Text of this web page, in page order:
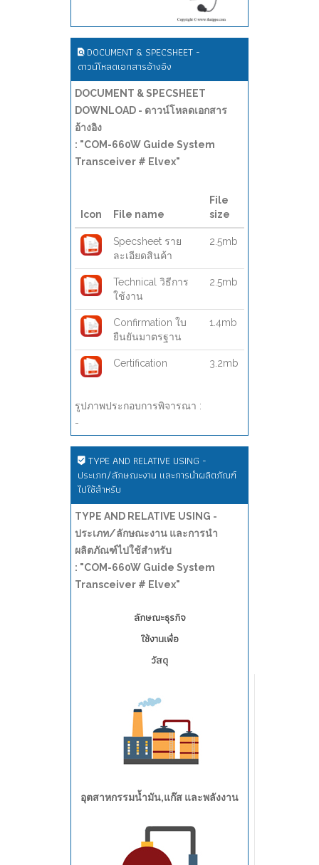
DOCUMENT & SPECSHEET -
ดาวน์โหลดเอกสารอ้างอิง
DOCUMENT & SPECSHEET
DOWNLOAD - ดาวน์โหลดเอกสาร
อ้างอิง
: "COM-660W Guide System
Transceiver # Elvex"
Icon File name
File
size
Specsheet ราย
ละเอียดสินค้า
2.5mb
Technical วิธีการ
ใช้งาน
2.5mb
Confirmation ใบ
ยืนยันมาตรฐาน
1.4mb
Certification 3.2mb
รูปภาพประกอบการพิจารณา :
-
TYPE AND RELATIVE USING -
ประเภท/ลักษณะงาน และการนำผลิตภัณฑ์
ไปใช้สำหรับ
TYPE AND RELATIVE USING -
ประเภท/ลักษณะงาน และการนำ
ผลิตภัณฑ์ไปใช้สำหรับ
: "COM-660W Guide System
Transceiver # Elvex"
ลักษณะธุรกิจ
ใช้งานเพื่อ
วัสดุ
อุตสาหกรรมน้ำมัน,แก๊ส และพลังงาน